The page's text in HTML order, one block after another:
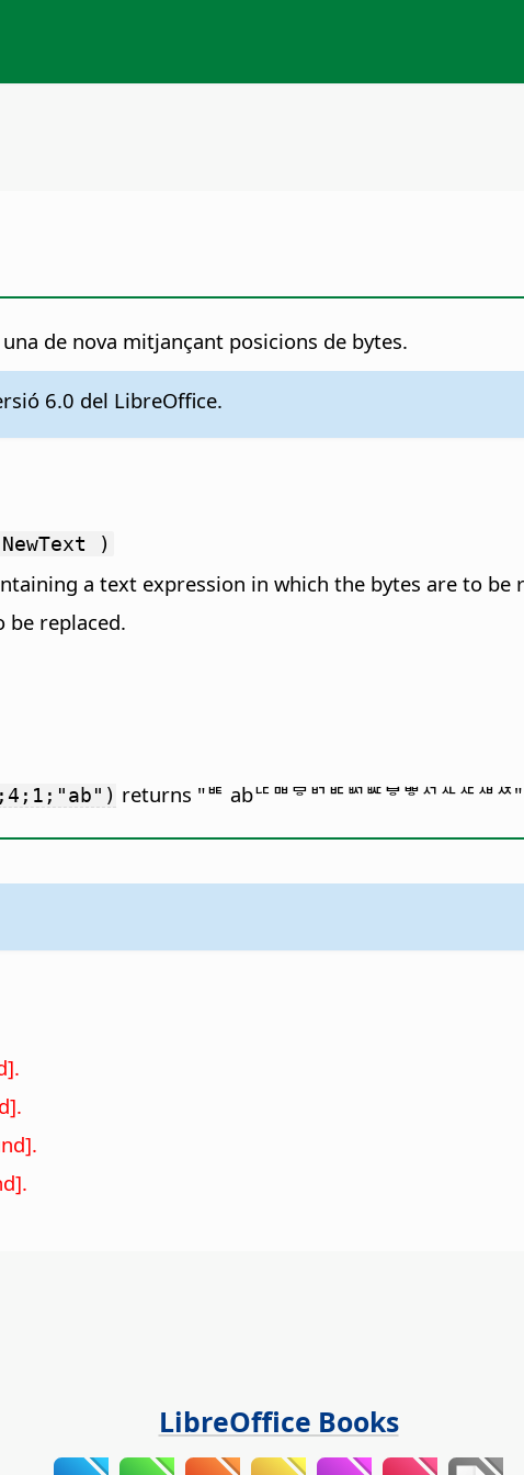
de nova mitjançant posicions de bytes.
6.0 del LibreOffice.
)
a text expression in which the bytes are to be
replaced.
returns "ᄩ
LibreOffice Books